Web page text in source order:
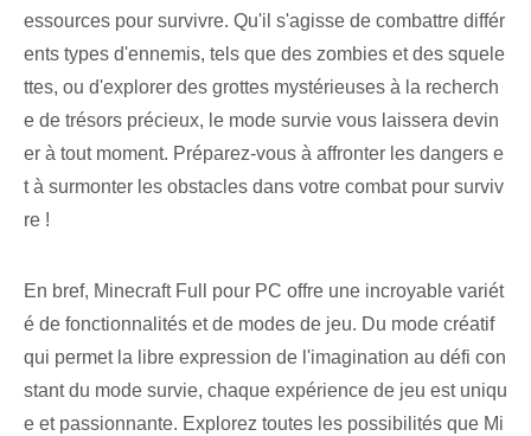
essources pour survivre. Qu'il s'agisse de combattre différ
ents types d'ennemis, tels que des zombies et des squele
ttes, ou d'explorer des grottes mystérieuses à la recherch
e de trésors précieux, le mode survie vous laissera devin
er à tout moment. Préparez-vous à affronter les dangers e
t à surmonter les obstacles dans votre combat pour surviv
re !
En bref, Minecraft ‌Full ⁢pour PC offre une ⁢incroyable ⁤variét
é de fonctionnalités et de modes de jeu. Du mode créatif
qui permet la libre expression de l'imagination au défi con
stant du mode survie, chaque expérience de jeu est uniqu
e et passionnante. ⁤Explorez toutes les possibilités que ‌Mi